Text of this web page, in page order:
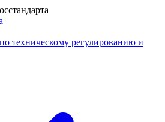
техническому регулированию и